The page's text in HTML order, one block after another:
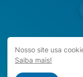
Copyright ©
Nosso site usa
Saiba mais!